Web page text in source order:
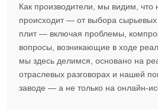
Как производители, мы видим, что
происходит — от выбора сырьевых
плит — включая проблемы,
вопросы, возникающие в ходе
мы здесь делимся, основано на
отраслевых разговорах и нашей
заводе — а не только на онлайн-